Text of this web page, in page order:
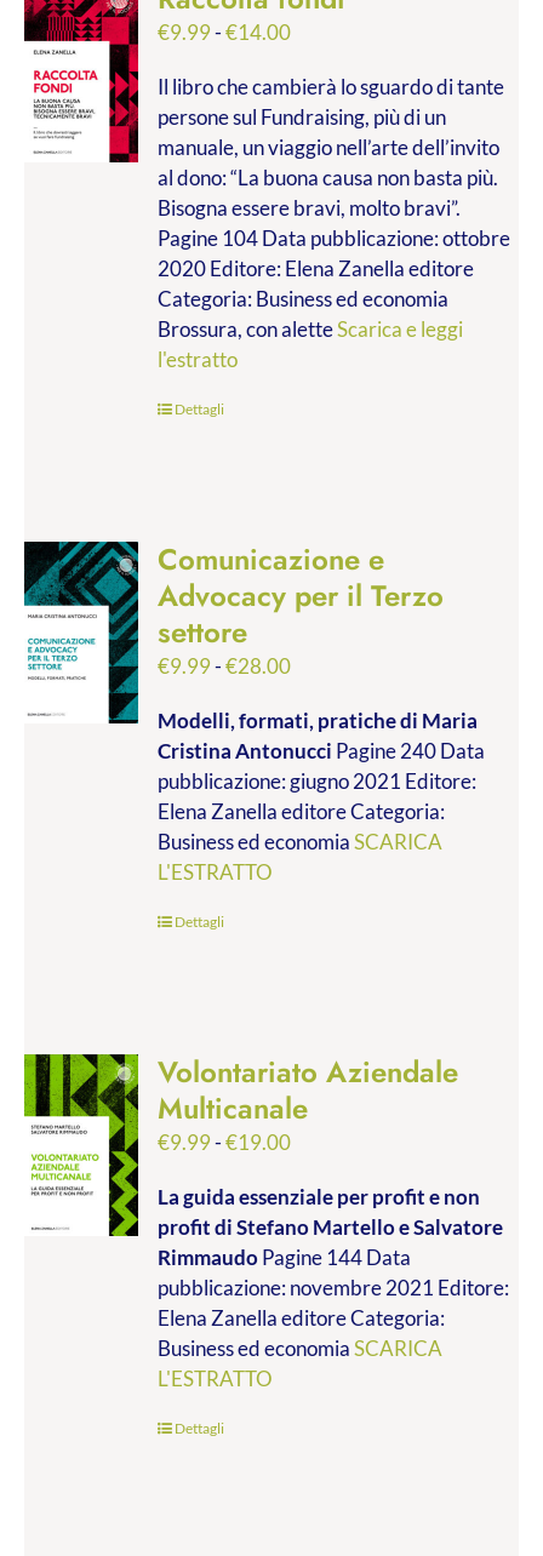
€9.99-€14.00Fascia
prezzo:
da
€9.99
a
€14.00
Il libro che cambierà lo sguardo di tante
persone sul Fundraising, più di un
manuale, un viaggio nell’arte dell’invito
al dono: “La buona causa non basta più.
Bisogna essere bravi, molto bravi”.
Pagine 104 Data pubblicazione: ottobre
2020 Editore: Elena Zanella editore
Categoria: Business ed economia
Brossura, con aletteScarica e leggi
l'estratto
Dettagli
Comunicazione e
Advocacy per il Terzo
settore
€9.99-€28.00Fascia
prezzo:
da
€9.99
a
€28.00
Modelli, formati, pratichedi Maria
Cristina Antonucci Pagine 240 Data
pubblicazione: giugno 2021 Editore:
Elena Zanella editore Categoria:
Business ed economiaSCARICA
L'ESTRATTO
Dettagli
Volontariato Aziendale
Multicanale
€9.99-€19.00Fascia
prezzo:
da
€9.99
a
€19.00
La guida essenziale per profit e non
profitdi Stefano Martello e Salvatore
RimmaudoPagine 144 Data
pubblicazione: novembre 2021 Editore:
Elena Zanella editore Categoria:
Business ed economiaSCARICA
L'ESTRATTO
Dettagli